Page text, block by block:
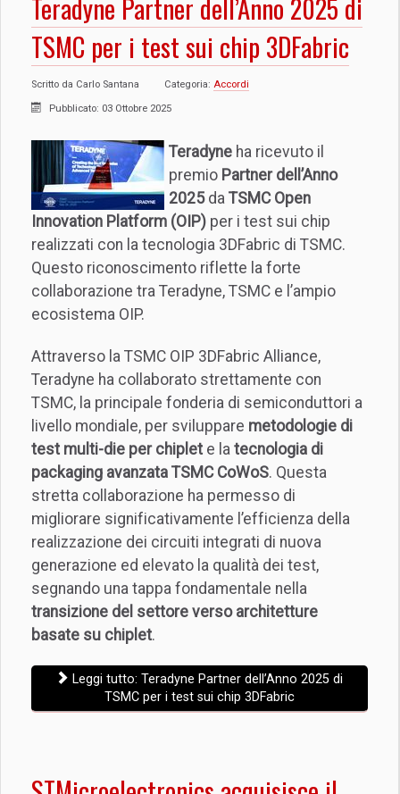
Teradyne Partner dell’Anno 2025 di
TSMC per i test sui chip 3DFabric
Scritto da Carlo Santana Categoria: Accordi
Pubblicato: 03 Ottobre 2025
Teradyne ha ricevuto il
premio Partner dell’Anno
2025 da TSMC Open
Innovation Platform (OIP) per i test sui chip
realizzati con la tecnologia 3DFabric di TSMC.
Questo riconoscimento riflette la forte
collaborazione tra Teradyne, TSMC e l’ampio
ecosistema OIP.
Attraverso la TSMC OIP 3DFabric Alliance,
Teradyne ha collaborato strettamente con
TSMC, la principale fonderia di semiconduttori a
livello mondiale, per sviluppare metodologie di
test multi-die per chiplet e la tecnologia di
packaging avanzata TSMC CoWoS. Questa
stretta collaborazione ha permesso di
migliorare significativamente l’efficienza della
realizzazione dei circuiti integrati di nuova
generazione ed elevato la qualità dei test,
segnando una tappa fondamentale nella
transizione del settore verso architetture
basate su chiplet.
Leggi tutto: Teradyne Partner dell’Anno 2025 di
TSMC per i test sui chip 3DFabric